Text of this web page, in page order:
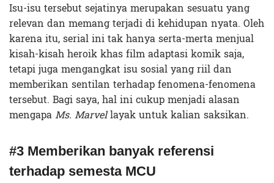
Isu-isu tersebut sejatinya merupakan sesuatu yang
relevan dan memang terjadi di kehidupan nyata. Oleh
karena itu, serial ini tak hanya serta-merta menjual
kisah-kisah heroik khas film adaptasi komik saja,
tetapi juga mengangkat isu sosial yang riil dan
memberikan sentilan terhadap fenomena-fenomena
tersebut. Bagi saya, hal ini cukup menjadi alasan
mengapaMs. Marvellayak untuk kalian saksikan.
#3 Memberikan banyak referensi
terhadap semesta MCU